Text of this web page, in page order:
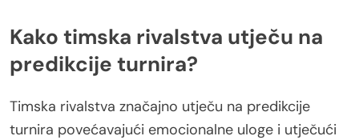
Kako timska rivalstva utječu na
predikcije turnira?
Timska rivalstva značajno utječu na predikcije
turnira povećavajući emocionalne uloge i utječući